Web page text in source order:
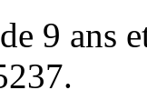
9
.